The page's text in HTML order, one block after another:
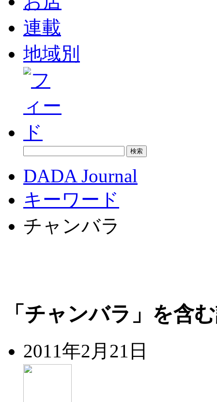
連載
地域別
DADA Journal
キーワード
チャンバラ
「チャンバラ」を含
2011年2月21日